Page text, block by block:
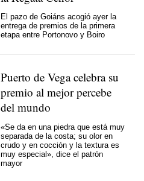
El pazo de Goiáns acogió ayer la
entrega de premios de la primera
etapa entre Portonovo y Boiro
Puerto de Vega celebra su
premio al mejor percebe
del mundo
«Se da en una piedra que está muy
separada de la costa; su olor en
crudo y en cocción y la textura es
muy especial», dice el patrón
mayor